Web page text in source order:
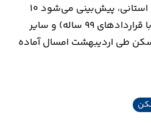
تجهیزات و تأکید به مدیران استانی، پیش‌بینی می‌شود 10
هزار واحد مسکن حمایتی (با قراردادهای 99 ساله) و سایر
طی اردیبهشت‌ امسال آماده